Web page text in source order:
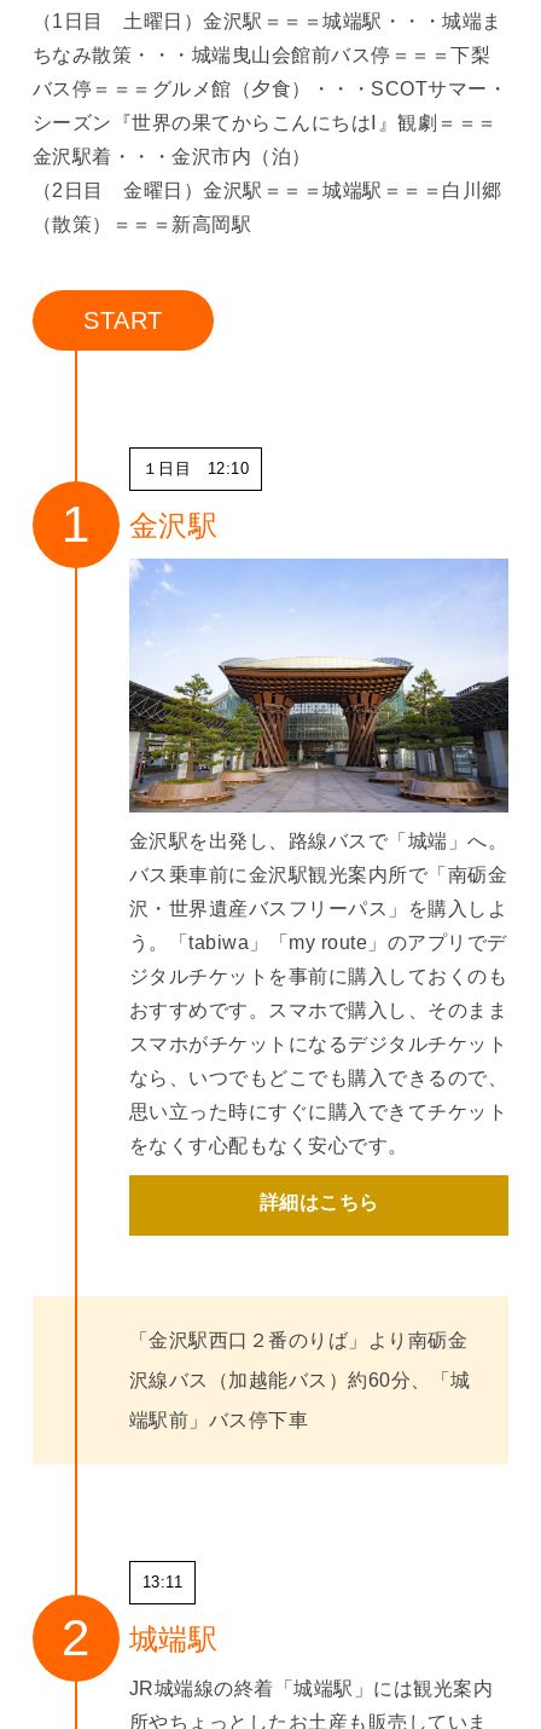
（1日目 土曜日）金沢駅＝＝＝城端駅・・・城端ま
ちなみ散策・・・城端曳山会館前バス停＝＝＝下梨
バス停＝＝＝グルメ館（夕食）・・・SCOTサマー・
シーズン『世界の果てからこんにちはⅠ』観劇＝＝＝
金沢駅着・・・金沢市内（泊）
（2日目 金曜日）金沢駅＝＝＝城端駅＝＝＝白川郷
（散策）＝＝＝新高岡駅
START
１日目 12:10
金沢駅
金沢駅を出発し、路線バスで「城端」へ。
バス乗車前に金沢駅観光案内所で「南砺金
沢・世界遺産バスフリーパス」を購入しよ
う。「tabiwa」「my route」のアプリでデ
ジタルチケットを事前に購入しておくのも
おすすめです。スマホで購入し、そのまま
スマホがチケットになるデジタルチケット
なら、いつでもどこでも購入できるので、
思い立った時にすぐに購入できてチケット
をなくす心配もなく安心です。
詳細はこちら
「金沢駅西口２番のりば」より南砺金
沢線バス（加越能バス）約60分、「城
端駅前」バス停下車
13:11
城端駅
JR城端線の終着「城端駅」には観光案内
所やちょっとしたお土産も販売していま